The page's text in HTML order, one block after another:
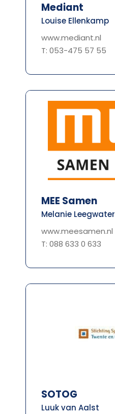
Mediant
Louise Ellenkamp
www.mediant.nl
T: 053-475 57 55
MEE Samen
Melanie Leegwater
www.meesamen.nl
T: 088 633 0 633
SOTOG
Luuk van Aalst